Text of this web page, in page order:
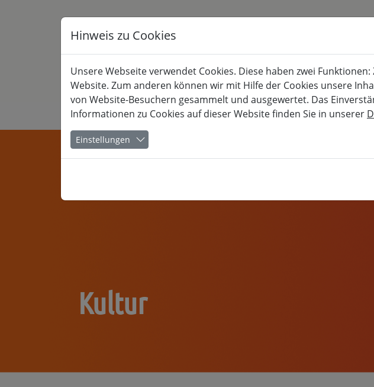
KULTUR BERUF
Kultur
Hinweis zu Cookies
Unsere Webseite verwendet Cookies. Diese haben zwei
Website. Zum anderen können wir mit Hilfe der Cookies unsere
von Website-Besuchern gesammelt und ausgewertet. Das
Informationen zu Cookies auf dieser Website finden Sie in unserer
Einstellungen